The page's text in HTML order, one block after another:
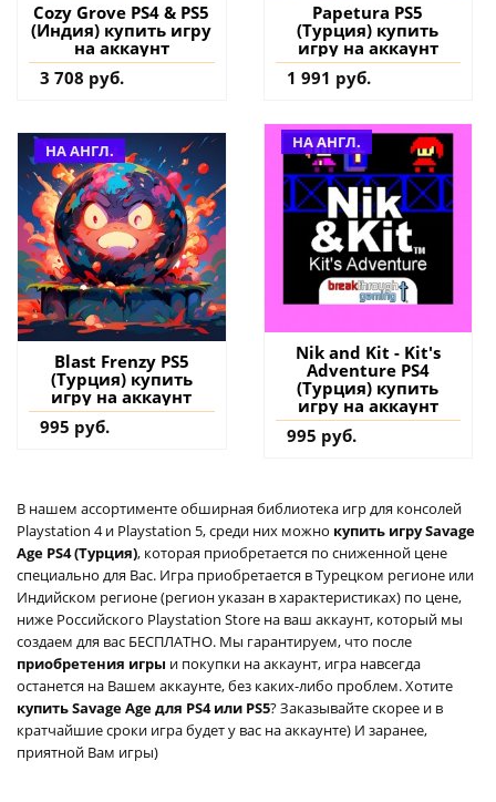
Cozy Grove PS4 & PS5
(Индия) купить игру
на аккаунт
3 708 руб.
Papetura PS5
(Турция) купить
игру на аккаунт
1 991 руб.
НА АНГЛ.
Blast Frenzy PS5
(Турция) купить
игру на аккаунт
995 руб.
НА АНГЛ.
Nik and Kit - Kit's
Adventure PS4
(Турция) купить
игру на аккаунт
995 руб.
В нашем ассортименте обширная библиотека игр для консолей
Playstation 4 и Playstation 5, среди них можно купить игру Savage
Age PS4 (Турция), которая приобретается по сниженной цене
специально для Вас. Игра приобретается в Турецком регионе или
Индийском регионе (регион указан в характеристиках) по цене,
ниже Российского Playstation Store на ваш аккаунт, который мы
создаем для вас БЕСПЛАТНО. Мы гарантируем, что после
приобретения игры и покупки на аккаунт, игра навсегда
останется на Вашем аккаунте, без каких-либо проблем. Хотите
купить Savage Age для PS4 или PS5? Заказывайте скорее и в
кратчайшие сроки игра будет у вас на аккаунте) И заранее,
приятной Вам игры)